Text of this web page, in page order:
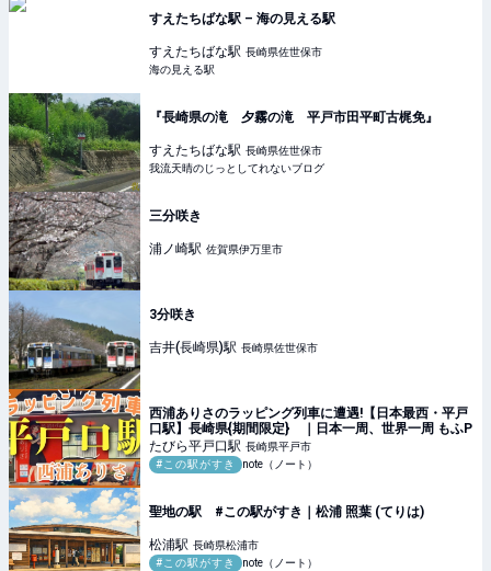
すえたちばな駅 – 海の見える駅
すえたちばな駅 長崎県佐世保市
海の見える駅
『長崎県の滝 夕霧の滝 平戸市田平町古梶免』
すえたちばな駅 長崎県佐世保市
我流天晴のじっとしてれないブログ
三分咲き
浦ノ崎駅 佐賀県伊万里市
3分咲き
吉井(長崎県)駅 長崎県佐世保市
西浦ありさのラッピング列車に遭遇!【日本最西・平戸
口駅】長崎県{期間限定} ｜日本一周、世界一周 もふP
たびら平戸口駅 長崎県平戸市
#この駅がすき
note（ノート）
聖地の駅 #この駅がすき｜松浦 照葉 (てりは)
松浦駅 長崎県松浦市
#この駅がすき
note（ノート）